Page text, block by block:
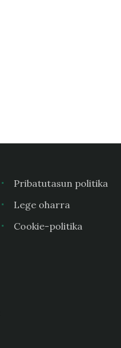
Pribatutasun politika
Lege oharra
Cookie-politika